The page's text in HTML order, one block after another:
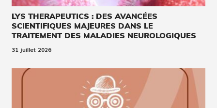
LYS THERAPEUTICS : DES AVANCÉES
SCIENTIFIQUES MAJEURES DANS LE
TRAITEMENT DES MALADIES NEUROLOGIQUES
31 juillet 2026